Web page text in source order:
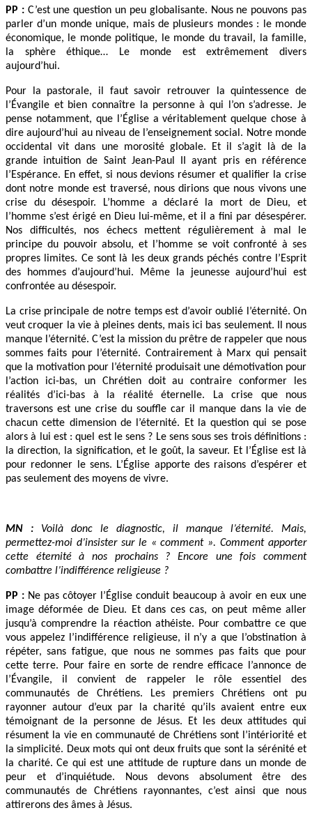
PP :C’est une question un peu globalisante. Nous ne pouvons pas
parler d’un monde unique, mais de plusieurs mondes : le monde
économique, le monde politique, le monde du travail, la famille,
la sphère éthique… Le monde est extrêmement divers
aujourd’hui.
Pour la pastorale, il faut savoir retrouver la quintessence de
l’Évangile et bien connaître la personne à qui l’on s’adresse. Je
pense notamment, que l’Église a véritablement quelque chose à
dire aujourd’hui au niveau de l’enseignement social. Notre monde
occidental vit dans une morosité globale. Et il s’agit là de la
grande intuition de Saint Jean-Paul II ayant pris en référence
l’Espérance. En effet, si nous devions résumer et qualifier la crise
dont notre monde est traversé, nous dirions que nous vivons une
crise du désespoir. L’homme a déclaré la mort de Dieu, et
l’homme s’est érigé en Dieu lui-même, et il a fini par désespérer.
Nos difficultés, nos échecs mettent régulièrement à mal le
principe du pouvoir absolu, et l’homme se voit confronté à ses
propres limites. Ce sont là les deux grands péchés contre l’Esprit
des hommes d’aujourd’hui. Même la jeunesse aujourd’hui est
confrontée au désespoir.
La crise principale de notre temps est d’avoir oublié l’éternité. On
veut croquer la vie à pleines dents, mais ici bas seulement. Il nous
manque l’éternité. C’est la mission du prêtre de rappeler que nous
sommes faits pour l’éternité. Contrairement à Marx qui pensait
que la motivation pour l’éternité produisait une démotivation pour
l’action ici-bas, un Chrétien doit au contraire conformer les
réalités d’ici-bas à la réalité éternelle. La crise que nous
traversons est une crise du souffle car il manque dans la vie de
chacun cette dimension de l’éternité. Et la question qui se pose
alors à lui est : quel est le sens ? Le sens sous ses trois définitions :
la direction, la signification, et le goût, la saveur. Et l’Église est là
pour redonner le sens. L’Église apporte des raisons d’espérer et
pas seulement des moyens de vivre.
MN : Voilà donc le diagnostic, il manque l’éternité. Mais,
permettez-moi d’insister sur le « comment ». Comment apporter
cette éternité à nos prochains ? Encore une fois comment
combattre l’indifférence religieuse ?
PP : Ne pas côtoyer l’Église conduit beaucoup à avoir en eux une
image déformée de Dieu. Et dans ces cas, on peut même aller
jusqu’à comprendre la réaction athéiste. Pour combattre ce que
vous appelez l’indifférence religieuse, il n’y a que l’obstination à
répéter, sans fatigue, que nous ne sommes pas faits que pour
cette terre. Pour faire en sorte de rendre efficace l’annonce de
l’Évangile, il convient de rappeler le rôle essentiel des
communautés de Chrétiens. Les premiers Chrétiens ont pu
rayonner autour d’eux par la charité qu’ils avaient entre eux
témoignant de la personne de Jésus. Et les deux attitudes qui
résument la vie en communauté de Chrétiens sont l’intériorité et
la simplicité. Deux mots qui ont deux fruits que sont la sérénité et
la charité. Ce qui est une attitude de rupture dans un monde de
peur et d’inquiétude. Nous devons absolument être des
communautés de Chrétiens rayonnantes, c’est ainsi que nous
attirerons des âmes à Jésus.